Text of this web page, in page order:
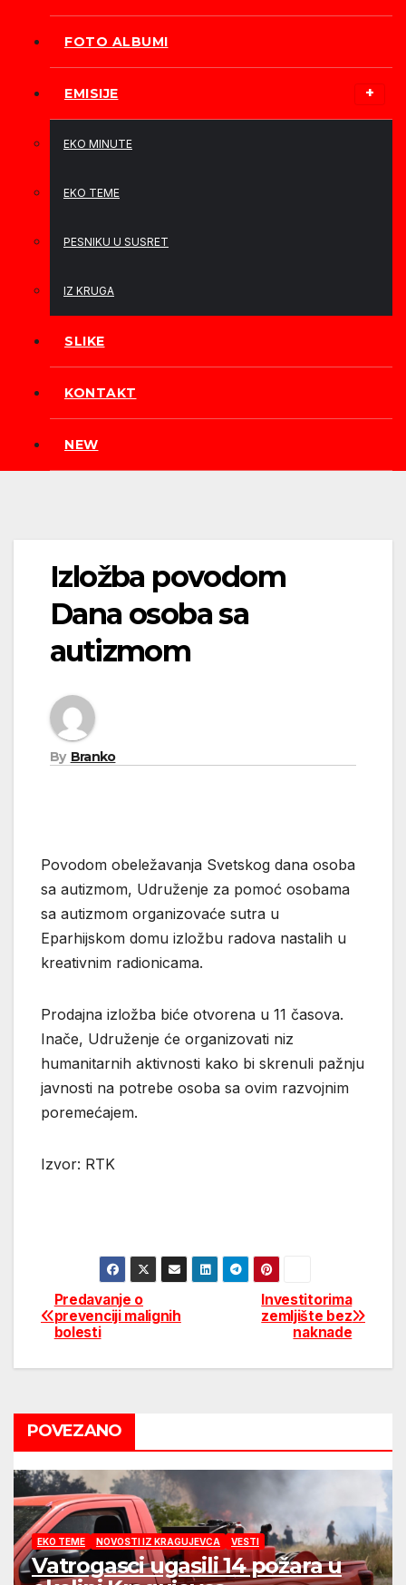
FOTO ALBUMI
EMISIJE
EKO MINUTE
EKO TEME
PESNIKU U SUSRET
IZ KRUGA
SLIKE
KONTAKT
NEW
Izložba povodom
Dana osoba sa
autizmom
By Branko
Povodom obeležavanja Svetskog dana osoba
sa autizmom, Udruženje za pomoć osobama
sa autizmom organizovaće sutra u
Eparhijskom domu izložbu radova nastalih u
kreativnim radionicama.
Prodajna izložba biće otvorena u 11 časova.
Inače, Udruženje će organizovati niz
humanitarnih aktivnosti kako bi skrenuli pažnju
javnosti na potrebe osoba sa ovim razvojnim
poremećajem.
Izvor: RTK
Post
navigation
Investitorima
zemljište bez
naknade
Predavanje o
prevenciji malignih
bolesti
POVEZANO
EKO TEME NOVOSTI IZ KRAGUJEVCA VESTI
Vatrogasci ugasili 14 požara u